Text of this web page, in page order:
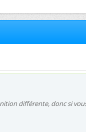
différente, donc si